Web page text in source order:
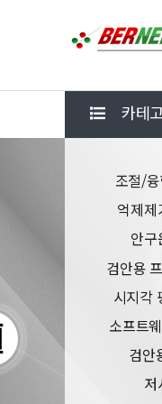
카테
조절/
억제제
안구
검안용
시지각
소프트
검안
저